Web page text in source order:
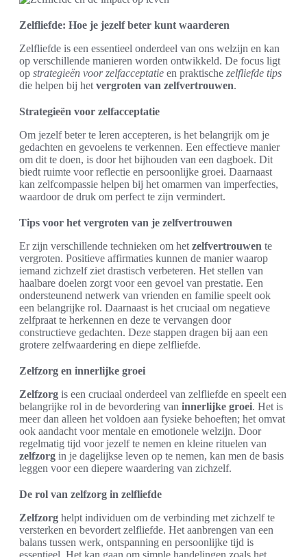
Zelfliefde: Hoe je jezelf beter kunt waarderen
Zelfliefde is een essentieel onderdeel van ons welzijn en kan
op verschillende manieren worden ontwikkeld. De focus ligt
op strategieën voor zelfacceptatie en praktische zelfliefde tips
die helpen bij het vergroten van zelfvertrouwen.
Strategieën voor zelfacceptatie
Om jezelf beter te leren accepteren, is het belangrijk om je
gedachten en gevoelens te verkennen. Een effectieve manier
om dit te doen, is door het bijhouden van een dagboek. Dit
biedt ruimte voor reflectie en persoonlijke groei. Daarnaast
kan zelfcompassie helpen bij het omarmen van imperfecties,
waardoor de druk om perfect te zijn vermindert.
Tips voor het vergroten van je zelfvertrouwen
Er zijn verschillende technieken om het zelfvertrouwen te
vergroten. Positieve affirmaties kunnen de manier waarop
iemand zichzelf ziet drastisch verbeteren. Het stellen van
haalbare doelen zorgt voor een gevoel van prestatie. Een
ondersteunend netwerk van vrienden en familie speelt ook
een belangrijke rol. Daarnaast is het cruciaal om negatieve
zelfpraat te herkennen en deze te vervangen door
constructieve gedachten. Deze stappen dragen bij aan een
grotere zelfwaardering en diepe zelfliefde.
Zelfzorg en innerlijke groei
Zelfzorg is een cruciaal onderdeel van zelfliefde en speelt een
belangrijke rol in de bevordering van innerlijke groei. Het is
meer dan alleen het voldoen aan fysieke behoeften; het omvat
ook aandacht voor mentale en emotionele welzijn. Door
regelmatig tijd voor jezelf te nemen en kleine rituelen van
zelfzorg in je dagelijkse leven op te nemen, kan men de basis
leggen voor een diepere waardering van zichzelf.
De rol van zelfzorg in zelfliefde
Zelfzorg helpt individuen om de verbinding met zichzelf te
versterken en bevordert zelfliefde. Het aanbrengen van een
balans tussen werk, ontspanning en persoonlijke tijd is
essentieel. Het kan gaan om simple handelingen zoals het